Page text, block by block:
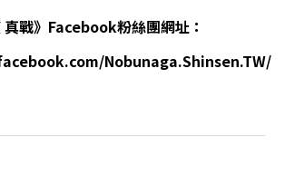
真戰》Facebook粉絲團網址：
Nobunaga.Shinsen.TW/